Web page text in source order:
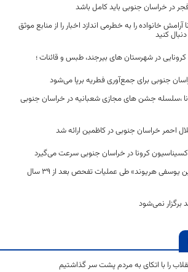
در خراسان جنوبی باید کامل باشد
آرامش خانواده را به خطرمی اندازد اخبار را از منابع موثق
کنید
در شهرستان های بیرجند، طبس و قائنات ؛
،سلسله جشن های مجازی شعبانیه در خراسان جنوبی
کرونا در خراسان جنوبی سرعت می‌گیرد
پیکر مطهر شهید «حسین یوسفی هریوند» طی عملیات تفحص بعد از ۳۹ سال
برگزار نمی‌شود
را با اتکای به مردم پشت سر گذاشتیم